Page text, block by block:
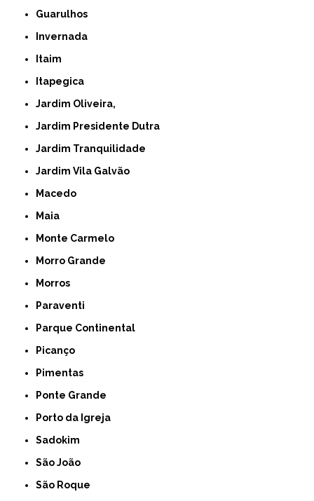
Guarulhos
Invernada
Itaim
Itapegica
Jardim Oliveira,
Jardim Presidente Dutra
Jardim Tranquilidade
Jardim Vila Galvão
Macedo
Maia
Monte Carmelo
Morro Grande
Morros
Paraventi
Parque Continental
Picanço
Pimentas
Ponte Grande
Porto da Igreja
Sadokim
São João
São Roque